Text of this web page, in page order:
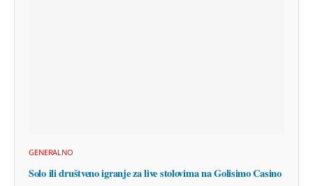
GENERALNO
Solo ili društveno igranje za live stolovima na Golisimo Casino